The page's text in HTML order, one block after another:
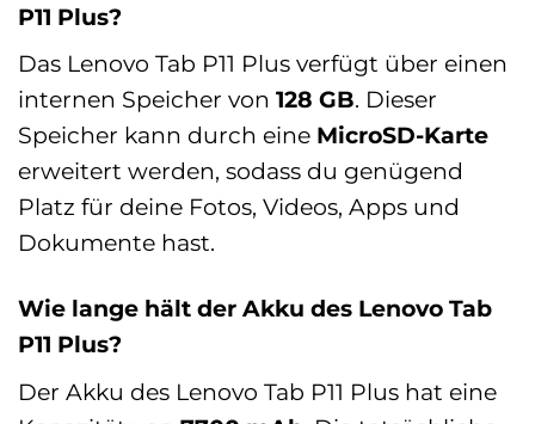
P11 Plus?
Das Lenovo Tab P11 Plus verfügt über einen
internen Speicher von 128 GB. Dieser
Speicher kann durch eine MicroSD-Karte
erweitert werden, sodass du genügend
Platz für deine Fotos, Videos, Apps und
Dokumente hast.
Wie lange hält der Akku des Lenovo Tab
P11 Plus?
Der Akku des Lenovo Tab P11 Plus hat eine